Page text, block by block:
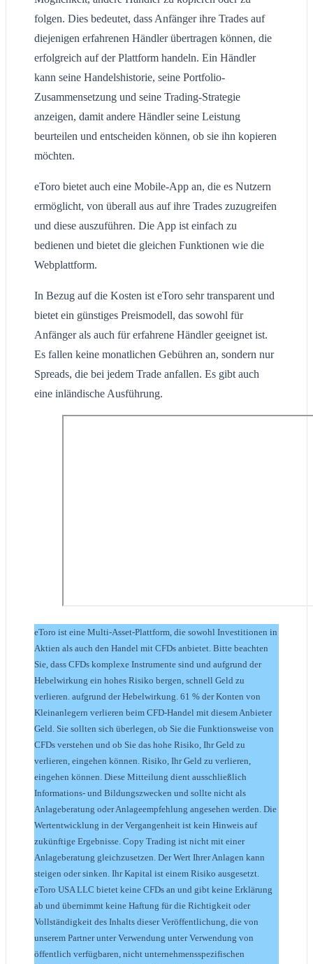
folgen. Dies bedeutet, dass Anfänger ihre Trades auf
diejenigen erfahrenen Händler übertragen können, die
erfolgreich auf der Plattform handeln. Ein Händler
kann seine Handelshistorie, seine Portfolio-
Zusammensetzung und seine Trading-Strategie
anzeigen, damit andere Händler seine Leistung
beurteilen und entscheiden können, ob sie ihn kopieren
möchten.
eToro bietet auch eine Mobile-App an, die es Nutzern
ermöglicht, von überall aus auf ihre Trades zuzugreifen
und diese auszuführen. Die App ist einfach zu
bedienen und bietet die gleichen Funktionen wie die
Webplattform.
In Bezug auf die Kosten ist eToro sehr transparent und
bietet ein günstiges Preismodell, das sowohl für
Anfänger als auch für erfahrene Händler geeignet ist.
Es fallen keine monatlichen Gebühren an, sondern nur
Spreads, die bei jedem Trade anfallen. Es gibt auch
eine inländische Ausführung.
eToro ist eine Multi-Asset-Plattform, die sowohl Investitionen in
Aktien als auch den Handel mit CFDs anbietet. Bitte beachten
Sie, dass CFDs komplexe Instrumente sind und aufgrund der
Hebelwirkung ein hohes Risiko bergen, schnell Geld zu
verlieren. aufgrund der Hebelwirkung. 61 % der Konten von
Kleinanlegern verlieren beim CFD-Handel mit diesem Anbieter
Geld. Sie sollten sich überlegen, ob Sie die Funktionsweise von
CFDs verstehen und ob Sie das hohe Risiko, Ihr Geld zu
verlieren, eingehen können. Risiko, Ihr Geld zu verlieren,
eingehen können. Diese Mitteilung dient ausschließlich
Informations- und Bildungszwecken und sollte nicht als
Anlageberatung oder Anlageempfehlung angesehen werden. Die
Wertentwicklung in der Vergangenheit ist kein Hinweis auf
zukünftige Ergebnisse. Copy Trading ist nicht mit einer
Anlageberatung gleichzusetzen. Der Wert Ihrer Anlagen kann
steigen oder sinken. Ihr Kapital ist einem Risiko ausgesetzt.
eToro USA LLC bietet keine CFDs an und gibt keine Erklärung
ab und übernimmt keine Haftung für die Richtigkeit oder
Vollständigkeit des Inhalts dieser Veröffentlichung, die von
unserem Partner unter Verwendung unter Verwendung von
öffentlich verfügbaren, nicht unternehmensspezifischen